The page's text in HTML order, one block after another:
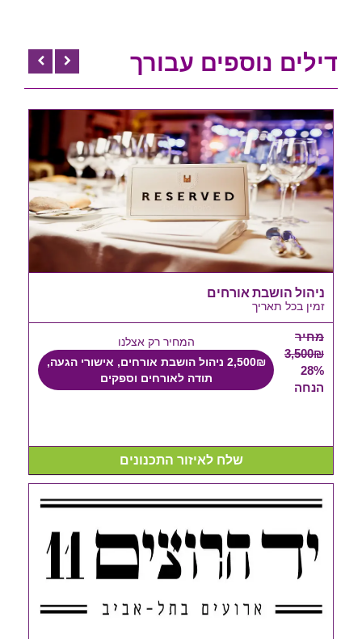
דילים נוספים עבורך
ניהול הושבת אורחים
זמין בכל תאריך
מחיר
3,500₪
28%
הנחה
המחיר רק אצלנו
2,500₪ ניהול הושבת אורחים, אישורי הגעה,
תודה לאורחים וספקים
שלח לאיזור התכנונים